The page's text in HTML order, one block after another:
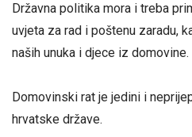
Državna politika mora i treba
uvjeta za rad i poštenu zaradu,
naših unuka i djece iz domovine.
Domovinski rat je jedini i
hrvatske države.